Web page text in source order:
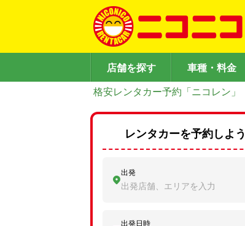
店舗を探す 車種・料金
格安レンタカー予約「ニコレン」
レンタカーを予約しよう
出発
出発店舗、エリアを入力
出発日時